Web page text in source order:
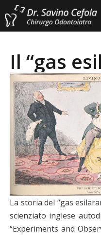
Il “gas
La storia del “gas
scienziato inglese
“Experiments and